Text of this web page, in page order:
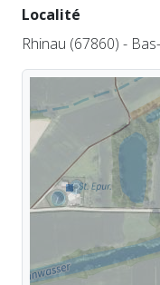
Localité
Rhinau (67860) -